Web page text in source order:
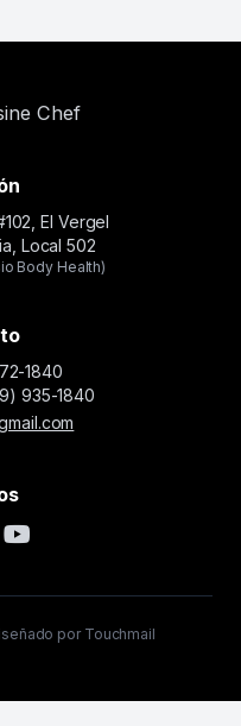
El Vergel
Local 502
Body Health)
1840
935-1840
por Touchmail